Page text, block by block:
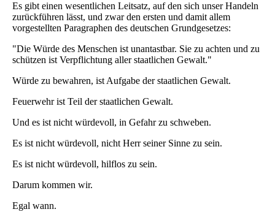
Es gibt einen wesentlichen Leitsatz, auf den sich unser Handeln
zurückführen lässt, und zwar den ersten und damit allem
vorgestellten Paragraphen des deutschen Grundgesetzes:
"Die Würde des Menschen ist unantastbar. Sie zu achten und zu
schützen ist Verpflichtung aller staatlichen Gewalt."
Würde zu bewahren, ist Aufgabe der staatlichen Gewalt.
Feuerwehr ist Teil der staatlichen Gewalt.
Und es ist nicht würdevoll, in Gefahr zu schweben.
Es ist nicht würdevoll, nicht Herr seiner Sinne zu sein.
Es ist nicht würdevoll, hilflos zu sein.
Darum kommen wir.
Egal wann.